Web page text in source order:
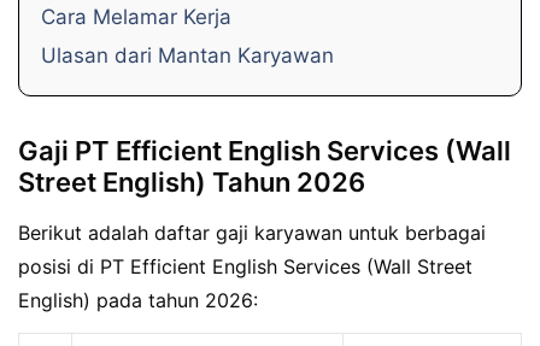
Cara Melamar Kerja
Ulasan dari Mantan Karyawan
Gaji PT Efficient English Services (Wall
Street English) Tahun 2026
Berikut adalah daftar gaji karyawan untuk berbagai
posisi di PT Efficient English Services (Wall Street
English) pada tahun 2026: